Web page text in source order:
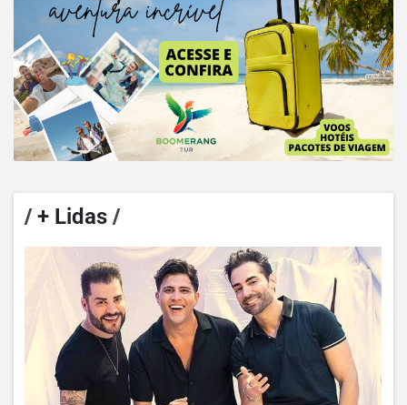
/+ Lidas /